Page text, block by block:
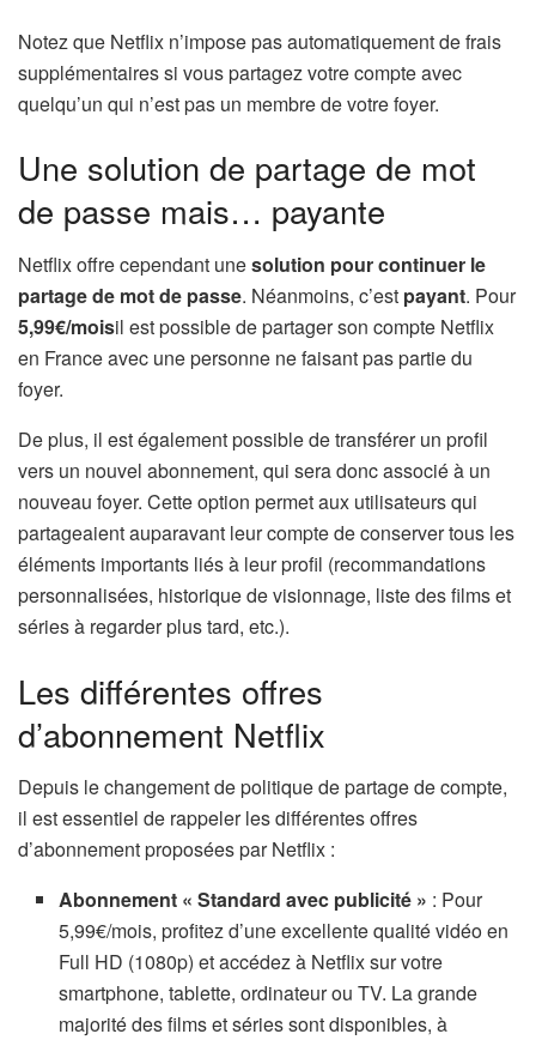
Notez que Netflix n’impose pas automatiquement de frais
supplémentaires si vous partagez votre compte avec
quelqu’un qui n’est pas un membre de votre foyer.
Une solution de partage de mot
de passe mais… payante
Netflix offre cependant unesolution pour continuer le
partage de mot de passe. Néanmoins, c’est payant. Pour
5,99€/moisil est possible de partager son compte Netflix
en France avec une personne ne faisant pas partie du
foyer.
De plus, il est également possible de transférer un profil
vers un nouvel abonnement, qui sera donc associé à un
nouveau foyer. Cette option permet aux utilisateurs qui
partageaient auparavant leur compte de conserver tous les
éléments importants liés à leur profil (recommandations
personnalisées, historique de visionnage, liste des films et
séries à regarder plus tard, etc.).
Les différentes offres
d’abonnement Netflix
Depuis le changement de politique de partage de compte,
il est essentiel de rappeler les différentes offres
d’abonnement proposées par Netflix :
Abonnement « Standard avec publicité » : Pour
5,99€/mois, profitez d’une excellente qualité vidéo en
Full HD (1080p) et accédez à Netflix sur votre
smartphone, tablette, ordinateur ou TV. La grande
majorité des films et séries sont disponibles, à